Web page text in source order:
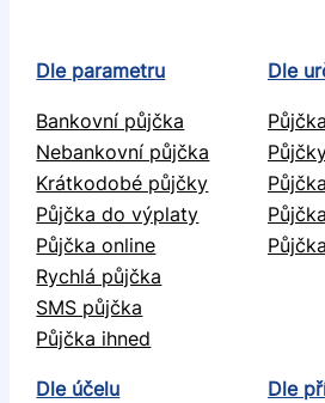
Dle parametru
Bankovní půjčka
Nebankovní půjčka
Krátkodobé půjčky
Půjčka do výplaty
Půjčka online
Rychlá půjčka
SMS půjčka
Půjčka ihned
Dle
Dle účelu Dle